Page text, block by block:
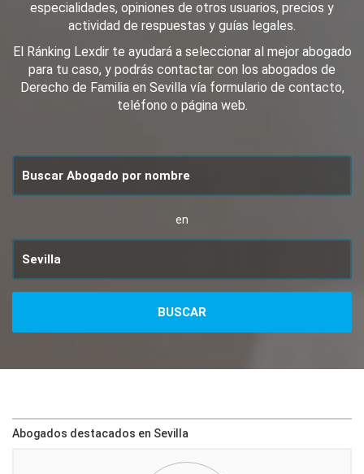
especialidades, opiniones de otros usuarios, precios y
actividad de respuestas y guías legales.
El Ránking Lexdir te ayudará a seleccionar al mejor abogado
para tu caso, y podrás contactar con los abogados de
Derecho de Familia en Sevilla vía formulario de contacto,
teléfono o página web.
en
Abogados destacados en Sevilla